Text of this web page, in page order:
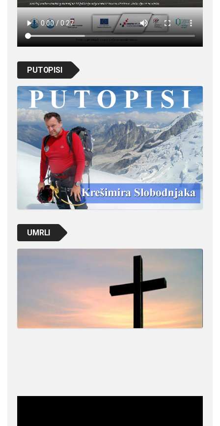
PUTOPISI
UMRLI